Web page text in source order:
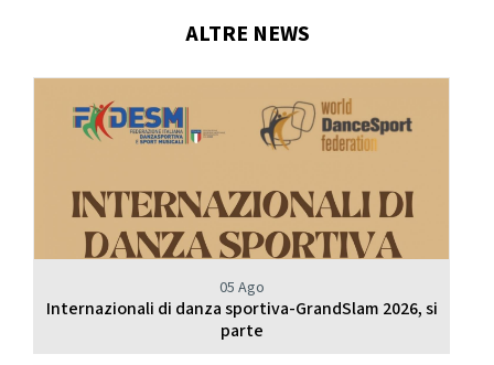
ALTRE NEWS
05 Ago
Internazionali di danza sportiva-GrandSlam 2026, si
parte